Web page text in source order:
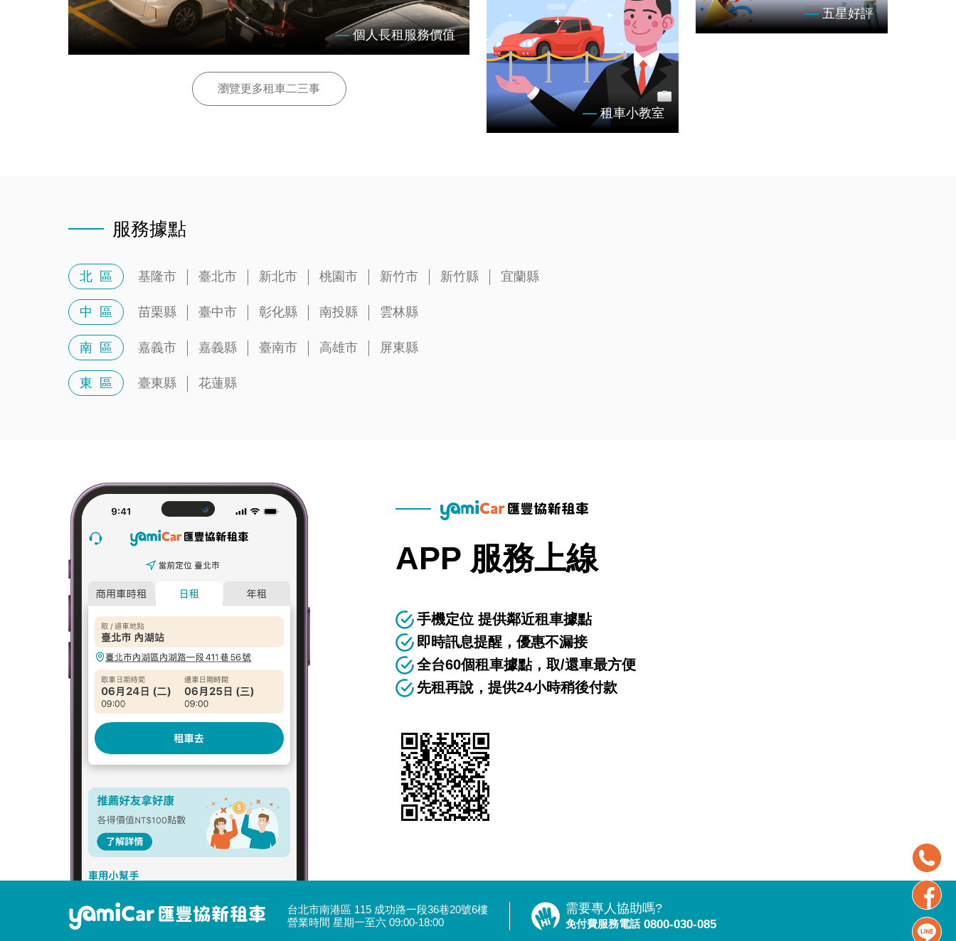
個人長租服務價值
駛向更好的生活節奏，你的長租好夥伴！
瀏覽更多租車二三事
每一個案例的堅持，你的長租好夥
伴！
租車小教室
五星好評
服務據點
北 區 基隆市 臺北市 新北市 桃園市 新竹市 新竹縣 宜蘭縣
中 區 苗栗縣 臺中市 彰化縣 南投縣 雲林縣
南 區 嘉義市 嘉義縣 臺南市 高雄市 屏東縣
東 區 臺東縣 花蓮縣
APP 服務上線
手機定位 提供鄰近租車據點
即時訊息提醒，優惠不漏接
全台60個租車據點，取/還車最方便
先租再說，提供24小時稍後付款
台北市南港區 115 成功路一段36巷20號6樓
營業時間 星期一至六 09:00-18:00
需要專人協助嗎?
免付費服務電話 0800-030-085